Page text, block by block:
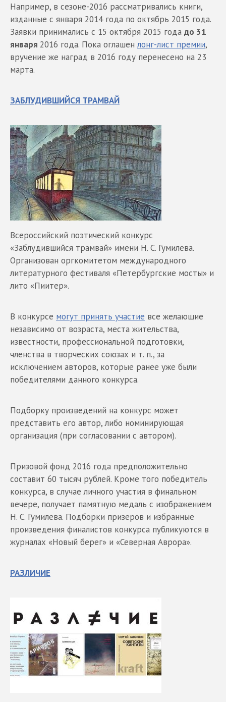
Например, в сезоне-2016 рассматривались книги,
изданные с января 2014 года по октябрь 2015 года.
Заявки принимались с 15 октября 2015 года до 31
января 2016 года. Пока оглашенлонг-лист премии,
вручение же наград в 2016 году перенесено на 23
марта.
ЗАБЛУДИВШИЙСЯ ТРАМВАЙ
Всероссийский поэтический конкурс
«Заблудившийся трамвай» имени Н. С. Гумилева.
Организован оргкомитетом международного
литературного фестиваля «Петербургские мосты» и
лито «Пиитер».
В конкурсе могут принять участие все желающие
независимо от возраста, места жительства,
известности, профессиональной подготовки,
членства в творческих союзах и т. п., за
исключением авторов, которые ранее уже были
победителями данного конкурса.
Подборку произведений на конкурс может
представить его автор, либо номинирующая
организация (при согласовании с автором).
Призовой фонд 2016 года предположительно
составит 60 тысяч рублей. Кроме того победитель
конкурса, в случае личного участия в финальном
вечере, получает памятную медаль с изображением
Н. С. Гумилева. Подборки призеров и избранные
произведения финалистов конкурса публикуются в
журналах «Новый берег» и «Северная Аврора».
РАЗЛИЧИЕ